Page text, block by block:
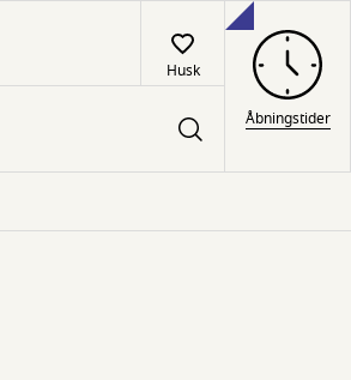
Husk
Åbningstider